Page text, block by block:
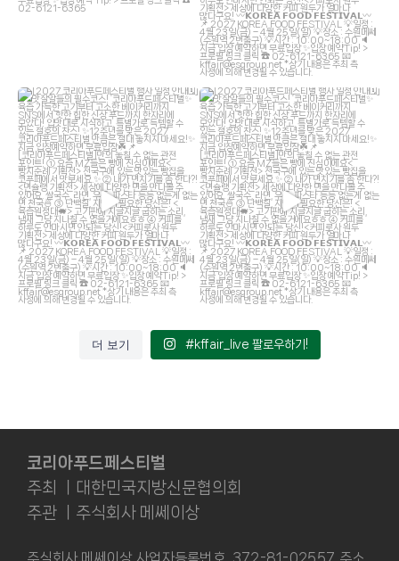
kffair_live
6월 30
kffair_live
6월 30
더 보기 #kffair_live 팔로우하기!
코리아푸드페스티벌
주최 ㅣ대한민국지방신문협의회
주관 ㅣ주식회사 메쎄이상
주식회사 메쎄이상 사업자등록번호. 372-81-02557 주소.